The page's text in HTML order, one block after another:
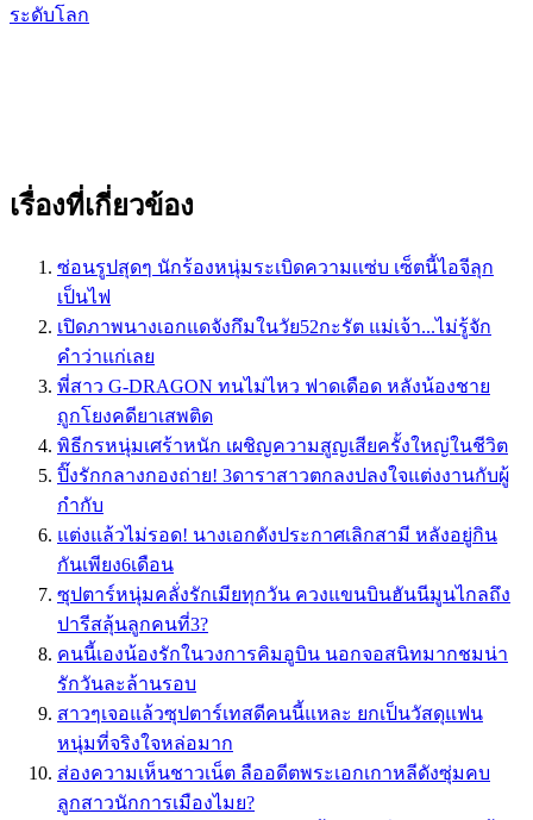
ระดับโลก
เรื่องที่เกี่ยวข้อง
ซ่อนรูปสุดๆ นักร้องหนุ่มระเบิดความเเซ่บ เซ็ตนี้ไอจีลุก
เป็นไฟ
เปิดภาพนางเอกแดจังกึมในวัย52กะรัต แม่เจ้า...ไม่รู้จัก
คำว่าแก่เลย
พี่สาว G-DRAGON​ ทนไม่ไหว ฟาดเดือด หลังน้องชาย
ถูกโยงคดียาเสพติด
พิธีกรหนุ่มเศร้าหนัก เผชิญความสูญเสียครั้งใหญ่ในชีวิต
ปิ๊งรักกลางกองถ่าย! 3ดาราสาวตกลงปลงใจแต่งงานกับผู้
กำกับ
แต่งแล้วไม่รอด! นางเอกดังประกาศเลิกสามี หลังอยู่กิน
กันเพียง6เดือน
ซุปตาร์หนุ่มคลั่งรักเมียทุกวัน ควงแขนบินฮันนีมูนไกลถึง
ปารีสลุ้นลูกคนที่3?
คนนี้เองน้องรักในวงการคิมอูบิน นอกจอสนิทมากชมน่า
รักวันละล้านรอบ
สาวๆเจอแล้วซุปตาร์เทสดีคนนี้แหละ ยกเป็นวัสดุแฟน
หนุ่มที่จริงใจหล่อมาก
ส่องความเห็นชาวเน็ต ลืออดีตพระเอกเกาหลีดังซุ่มคบ
ลูกสาวนักการเมืองไมย?